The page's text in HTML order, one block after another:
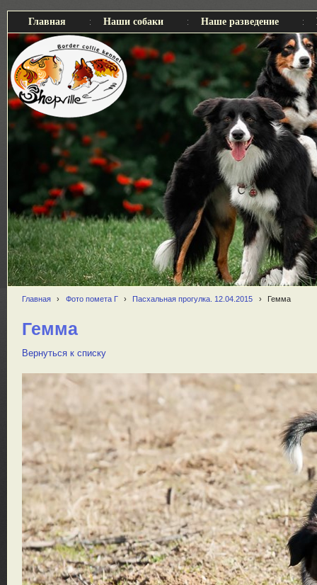
Главная Наши собаки Наше разведение
Главная › Фото помета Г › Пасхальная прогулка. 12.04.2015 › Гемма
Гемма
Вернуться к списку